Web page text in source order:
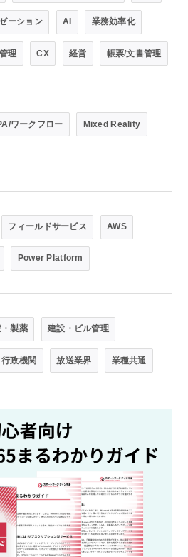
ーション AI 業務効率化
理 CX 経営 帳票/文書管理
ワークフロー Mixed Reality
フィールドサービス AWS
Power Platform
・製薬 建設・ビル管理
行政機関 放送業界 業種共通